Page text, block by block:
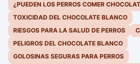
¿PUEDEN LOS PERROS COMER
TOXICIDAD DEL CHOCOLATE BLANCO
RIESGOS PARA LA SALUD DE PERROS
PELIGROS DEL CHOCOLATE BLANCO
GOLOSINAS SEGURAS PARA PERROS